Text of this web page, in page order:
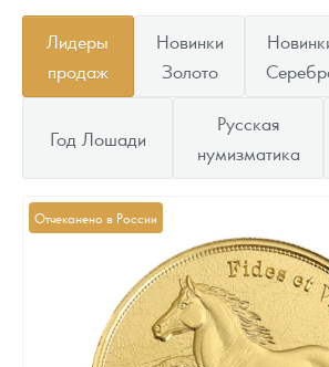
Лидеры
продаж
Новинки
Золото
Год Лошади
Русская
нумизматика
Отчеканено в России